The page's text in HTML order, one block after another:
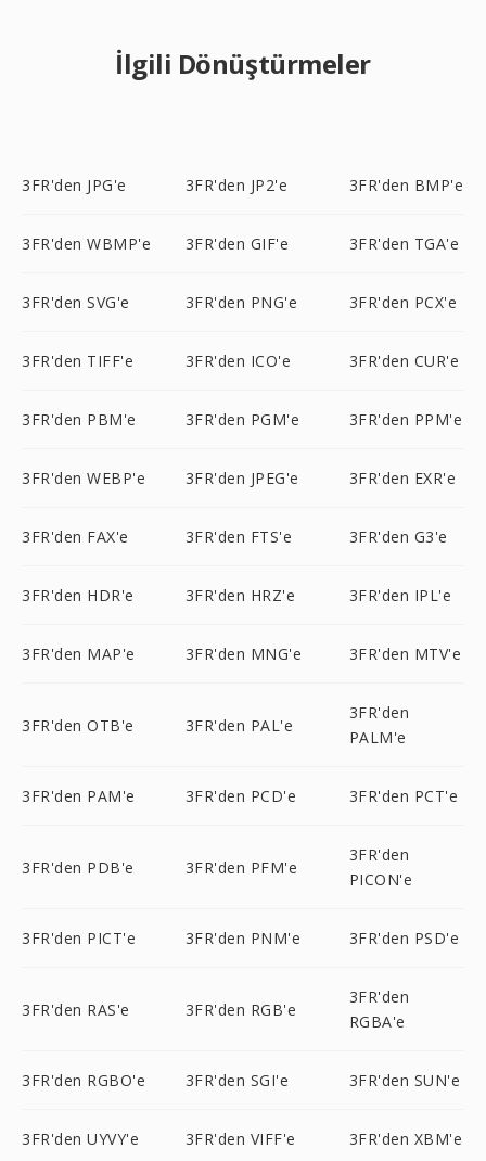
İlgili Dönüştürmeler
3FR'den JPG'e 3FR'den JP2'e 3FR'den BMP'e
3FR'den WBMP'e 3FR'den GIF'e 3FR'den TGA'e
3FR'den SVG'e 3FR'den PNG'e 3FR'den PCX'e
3FR'den TIFF'e 3FR'den ICO'e 3FR'den CUR'e
3FR'den PBM'e 3FR'den PGM'e 3FR'den PPM'e
3FR'den WEBP'e 3FR'den JPEG'e 3FR'den EXR'e
3FR'den FAX'e 3FR'den FTS'e 3FR'den G3'e
3FR'den HDR'e 3FR'den HRZ'e 3FR'den IPL'e
3FR'den MAP'e 3FR'den MNG'e 3FR'den MTV'e
3FR'den OTB'e 3FR'den PAL'e
3FR'den
PALM'e
3FR'den PAM'e 3FR'den PCD'e 3FR'den PCT'e
3FR'den PDB'e 3FR'den PFM'e
3FR'den
PICON'e
3FR'den PICT'e 3FR'den PNM'e 3FR'den PSD'e
3FR'den RAS'e 3FR'den RGB'e
3FR'den
RGBA'e
3FR'den RGBO'e 3FR'den SGI'e 3FR'den SUN'e
3FR'den UYVY'e 3FR'den VIFF'e 3FR'den XBM'e